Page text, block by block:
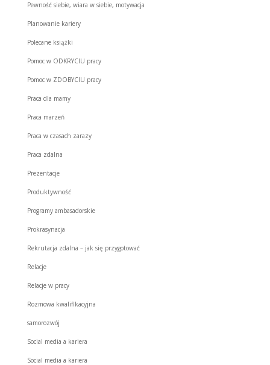
Pewność siebie, wiara w siebie, motywacja
Planowanie kariery
Polecane książki
Pomoc w ODKRYCIU pracy
Pomoc w ZDOBYCIU pracy
Praca dla mamy
Praca marzeń
Praca w czasach zarazy
Praca zdalna
Prezentacje
Produktywność
Programy ambasadorskie
Prokrasynacja
Rekrutacja zdalna – jak się przygotować
Relacje
Relacje w pracy
Rozmowa kwalifikacyjna
samorozwój
Social media a kariera
Social media a kariera